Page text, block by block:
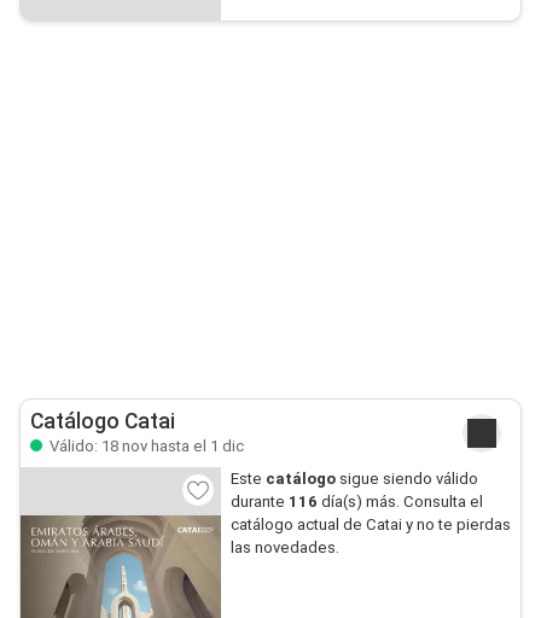
Catálogo Catai
Válido: 18 nov hasta el 1 dic
Este catálogosigue siendo válido
durante 116 día(s) más. Consulta el
catálogo actual de Catai y no te pierdas
las novedades.